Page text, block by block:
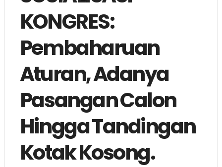
KONGRES:
Pembaharuan
Aturan, Adanya
Pasangan Calon
Hingga Tandingan
Kotak Kosong.